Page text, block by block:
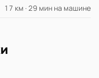
17 км · 29 мин на машине